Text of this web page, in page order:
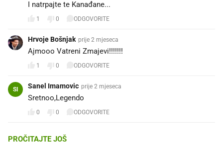
I natrpajte te Kanađane...
1 0 ODGOVORITE
Hrvoje Bošnjak prije 2 mjeseca
Ajmooo Vatreni Zmajevi!!!!!!!
1 0 ODGOVORITE
SI Sanel Imamovic prije 2 mjeseca
Sretnoo,Legendo
0 0 ODGOVORITE
PROČITAJTE JOŠ